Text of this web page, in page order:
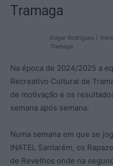
Tramaga
Edgar Rodrigues |
Tramaga
Na época de 2024/2025 a
Recreativo Cultural de
de motivação e os
semana após semana.
Numa semana em que se
INATEL Santarém, os
de Revelhos onde na